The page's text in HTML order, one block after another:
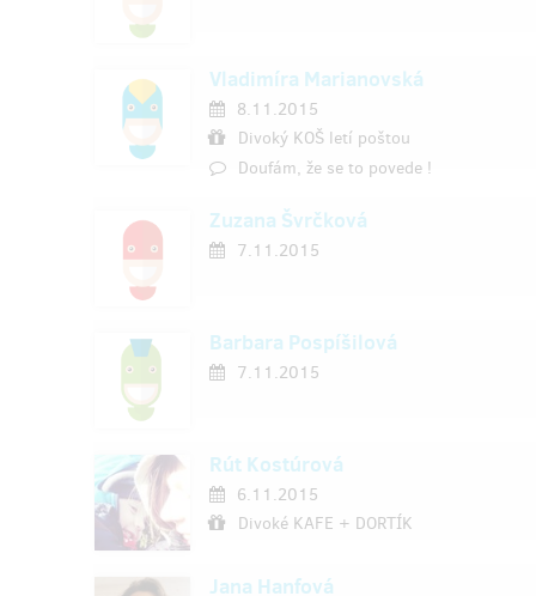
Vladimíra Marianovská
8.11.2015
Divoký KOŠ letí poštou
Doufám, že se to povede !
Zuzana Švrčková
7.11.2015
Barbara Pospíšilová
7.11.2015
Rút Kostúrová
6.11.2015
Divoké KAFE + DORTÍK
Jana Hanfová